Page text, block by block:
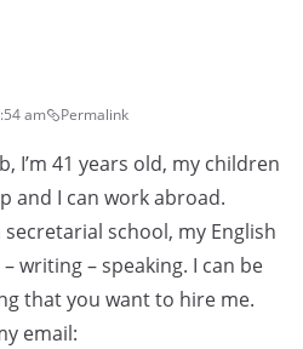
am Permalink
I’m 41 years old, my children
and I can work abroad.
school, my English
writing – speaking. I can be
that you want to hire me.
email: